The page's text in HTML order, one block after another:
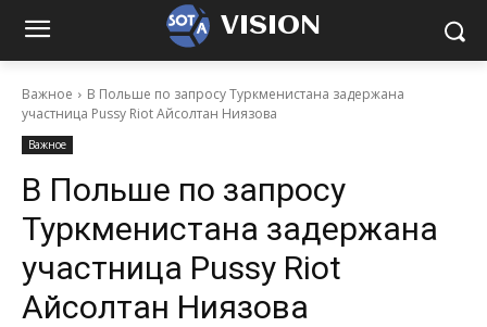
VISION
Важное
В Польше по запросу Туркменистана задержана
участница Pussy Riot Айсолтан Ниязова
Важное
В Польше по запросу
Туркменистана задержана
участница Pussy Riot
Айсолтан Ниязова